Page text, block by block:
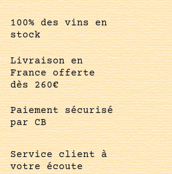
100% des vins en
stock
Livraison en
France offerte
dès 260€
Paiement sécurisé
par CB
Service client à
votre écoute